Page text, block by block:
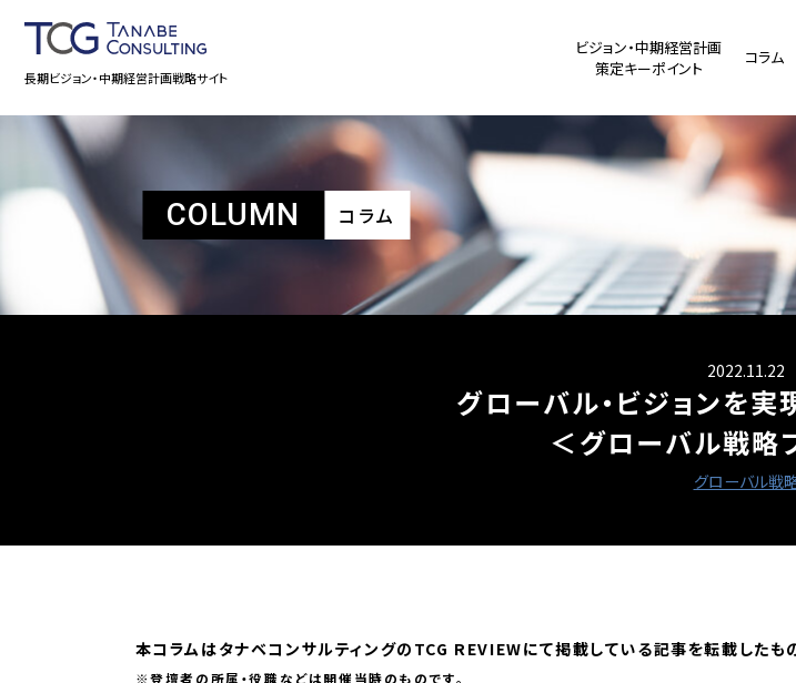
長期ビジョン・中期経営計画戦略サイト
ビジョン・中期経営計画
策定キーポイント
コラム
COLUMN コラム
2022.11.22
グローバル・ビジョンを
＜グローバル戦略
グローバル戦
本コラムはタナベコンサルティングのTCG REVIEWにて掲載している記事を転載したもの
※登壇者の所属・役職などは開催当時のものです。